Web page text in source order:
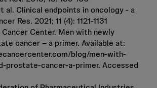
al. Clinical endpoints in oncology - a
Res. 2021; 11 (4): 1121-1131
Center. Men with newly
cancer – a primer. Available at:
blog/men-with-
prostate-cancer-a-primer. Accessed